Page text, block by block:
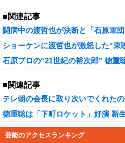
■関連記事
闘病中の渡哲也が決断と「石原軍
ショーケンに渡哲也が激怒した“東
石原プロの“21世紀の裕次郎” 徳重
■関連記事
テレ朝の会長に取り次いでくれた
徳重聡は「下町ロケット」好演 新
芸能のアクセスランキング